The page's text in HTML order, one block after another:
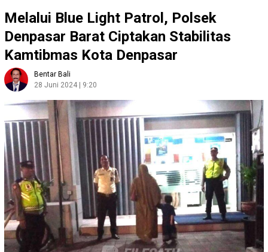
Melalui Blue Light Patrol, Polsek
Denpasar Barat Ciptakan Stabilitas
Kamtibmas Kota Denpasar
Bentar Bali
28 Juni 2024 | 9:20